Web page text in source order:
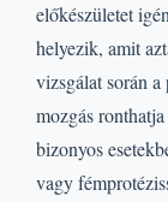
előkészületet
helyezik, amit
vizsgálat során
mozgás
bizonyos
vagy